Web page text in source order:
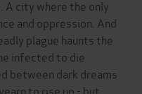
city where the only
and oppression. And
plague haunts the
infected to die
between dark dreams
to rise up - but